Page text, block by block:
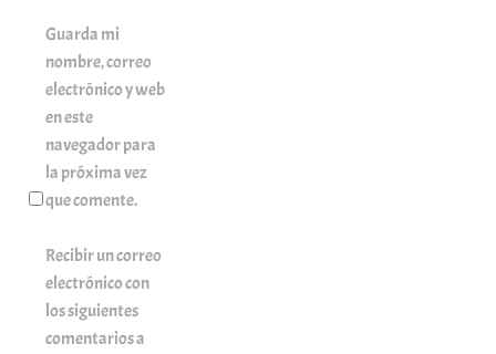
Guarda mi
nombre, correo
electrónico y web
en este
navegador para
la próxima vez
que comente.
Recibir un correo
electrónico con
los siguientes
comentarios a